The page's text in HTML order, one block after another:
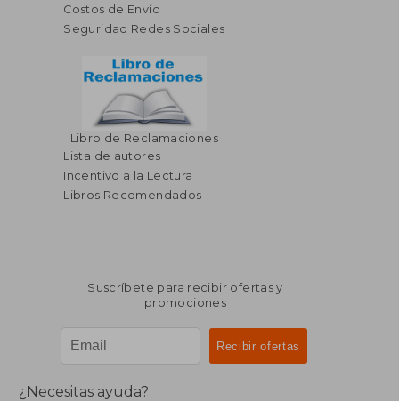
Costos de Envío
Seguridad Redes Sociales
Libro de Reclamaciones
Lista de autores
Incentivo a la Lectura
Libros Recomendados
Suscríbete para recibir ofertas y
promociones
¿Necesitas ayuda?